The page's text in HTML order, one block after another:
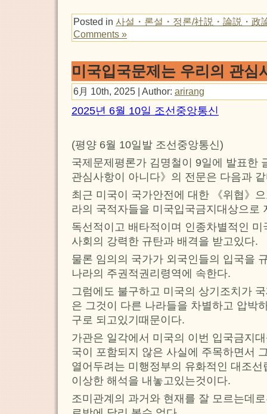
Posted in 사설・론설・정론/社説・論説・政
Comments »
미국입국문제는 우리의 관심
6月 10th, 2025 | Author: arirang
2025년 6월 10일 조선중앙통신
(평양 6월 10일발 조선중앙통신)
국제문제평론가 김명철이 9일에 발표한
관심사항이 아니다》의 전문은 다음과
최근 미국이 국가안전에 대한 《위협》
라의 국적자들을 미국입국금지대상으로
독선적이고 배타적이며 인종차별적인
사회의 강력한 규탄과 배격을 받고있다.
물론 임의의 국가가 외국인들의 입국을
나라의 주권적권리령역에 속한다.
그럼에도 불구하고 미국의 상기조치가
은 그것이 다른 나라들을 차별하고 압박
구로 되고있기때문이다.
가관은 일각에서 미국의 이번 입국금지
국이 포함되지 않은 사실에 주목하면서
열어두려는 미행정부의 유화적인 대조
이상한 해석을 내놓고있는것이다.
조미관계의 과거와 현재를 잘 모르는데